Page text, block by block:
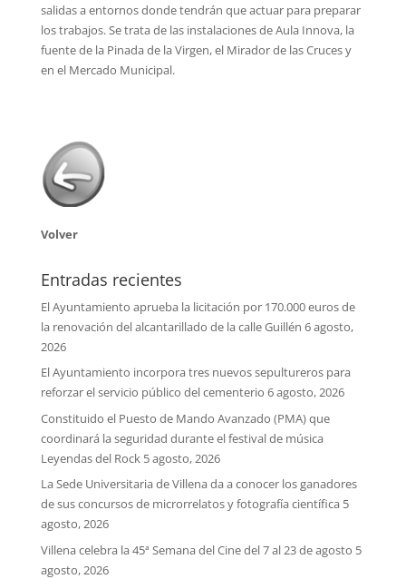
salidas a entornos donde tendrán que actuar para preparar
los trabajos. Se trata de las instalaciones de Aula Innova, la
fuente de la Pinada de la Virgen, el Mirador de las Cruces y
en el Mercado Municipal.
Volver
Entradas recientes
El Ayuntamiento aprueba la licitación por 170.000 euros de
la renovación del alcantarillado de la calle Guillén 6 agosto,
2026
El Ayuntamiento incorpora tres nuevos sepultureros para
reforzar el servicio público del cementerio 6 agosto, 2026
Constituido el Puesto de Mando Avanzado (PMA) que
coordinará la seguridad durante el festival de música
Leyendas del Rock 5 agosto, 2026
La Sede Universitaria de Villena da a conocer los ganadores
de sus concursos de microrrelatos y fotografía científica 5
agosto, 2026
Villena celebra la 45ª Semana del Cine del 7 al 23 de agosto 5
agosto, 2026